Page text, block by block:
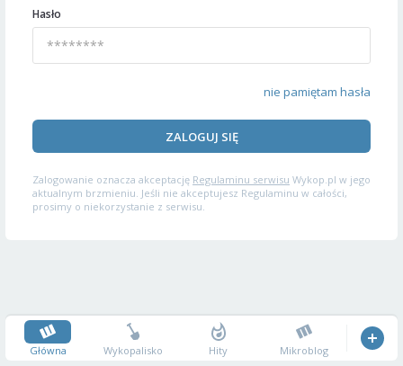
Hasło
nie pamiętam hasła
ZALOGUJ SIĘ
Zalogowanie oznacza akceptację Regulaminu serwisu Wykop.pl w jego
aktualnym brzmieniu. Jeśli nie akceptujesz Regulaminu w całości,
prosimy o niekorzystanie z serwisu.
Główna Wykopalisko Hity Mikroblog